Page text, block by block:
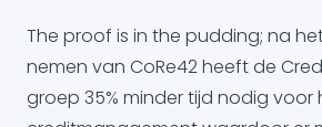
The proof is in the pudding; na
nemen van CoRe42 heeft de
groep 35% minder tijd nodig voor